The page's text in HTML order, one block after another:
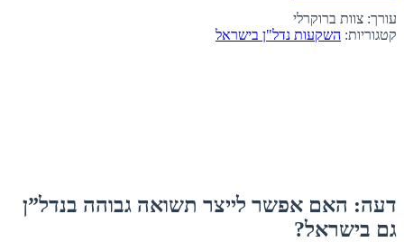
עורך: צוות ברוקרלי
קטגוריות: השקעות נדל"ן בישראל
דעה: האם אפשר לייצר תשואה גבוהה בנדל”ן
גם בישראל?